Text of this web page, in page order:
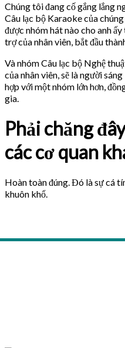
Chúng tôi đang cố gắng lắng
Câu lạc bộ Karaoke của
được nhóm hát nào cho anh ấy
trợ của nhân viên, bắt đầu
Và nhóm Câu lạc bộ Nghệ
của nhân viên, sẽ là người
hợp với một nhóm lớn hơn,
gia.
Phải chăng
các cơ quan
Hoàn toàn đúng. Đó là sự cá
khuôn khổ.